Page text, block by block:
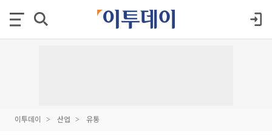
이투데이 산업 유통